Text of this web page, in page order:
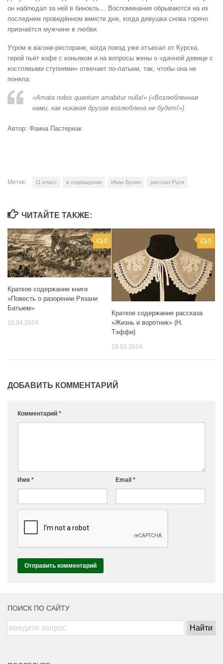
он наблюдал за ней в бинокль… Воспоминания обрываются на их
последнем проведённом вместе дне, когда девушка снова горячо
признаётся мужчине в любви.
Утром в вагоне-ресторане, когда поезд уже отъехал от Курска,
герой пьёт кофе с коньяком и на вопросы жены о «дачной девице с
костлявыми ступнями» отвечает по-латыни, так, чтобы она не
поняла:
«Amata nobis quantum amabitur nulla!» («Возлюбленная
нами, как никакая другая возлюблена не будет!»).
Автор: Фаина Пастернак
Метки: 11 класс в сокращении Иван Бунин рассказ Руся
ЧИТАЙТЕ ТАКЖЕ:
0
Краткое содержание книги
«Повесть о разорении Рязани
Батыем»
15.04.2024
0
Краткое содержание рассказа
«Жизнь и воротник» (Н.
Тэффи)
19.03.2024
ДОБАВИТЬ КОММЕНТАРИЙ
Комментарий *
Имя * Email *
ПОИСК ПО САЙТУ